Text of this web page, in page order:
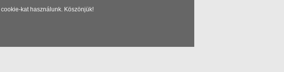
kat használunk. Köszönjük!